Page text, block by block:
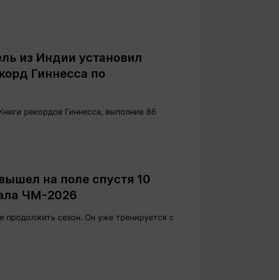
из Индии установил
Гиннесса по
рекордов Гиннесса, выполнив 86
на поле спустя 10
ЧМ-2026
продолжить сезон. Он уже тренируется с